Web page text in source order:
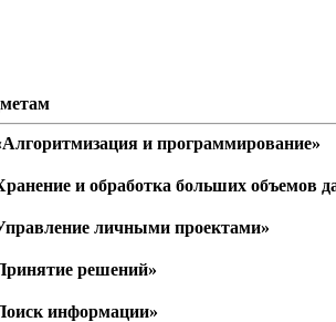
и программирование»
и обработка больших объемов
личными проектами»
решений»
информации»